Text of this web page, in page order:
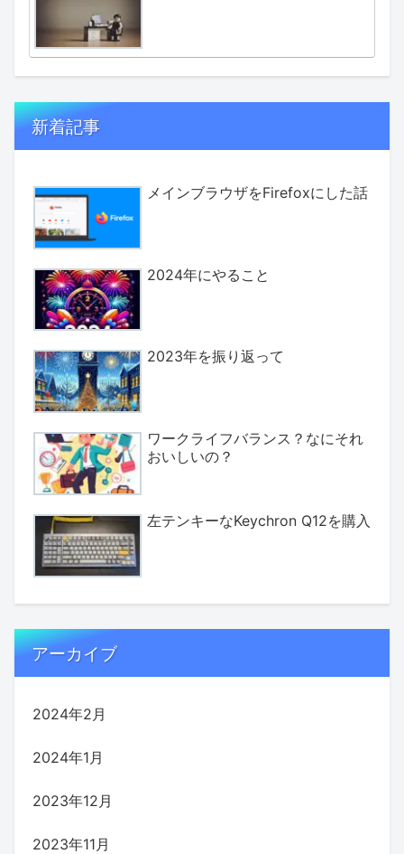
新着記事
メインブラウザをFirefoxにした話
2024年にやること
2023年を振り返って
ワークライフバランス？なにそれ
おいしいの？
左テンキーなKeychron Q12を購入
アーカイブ
2024年2月
2024年1月
2023年12月
2023年11月